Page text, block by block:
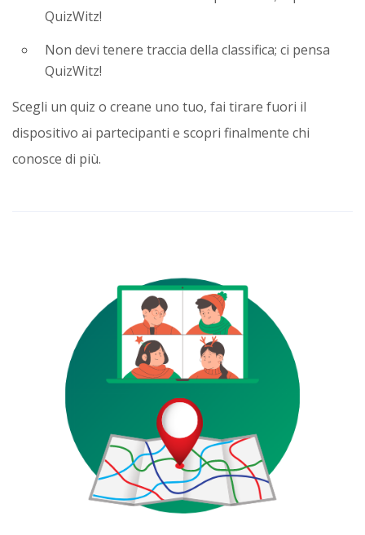
QuizWitz!
Non devi tenere traccia della classifica; ci pensa
QuizWitz!
Scegli un quiz o creane uno tuo, fai tirare fuori il
dispositivo ai partecipanti e scopri finalmente chi
conosce di più.